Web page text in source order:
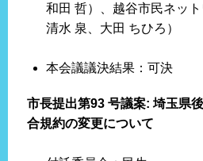
和田 哲）、越谷市民ネット
清水 泉、大田 ちひろ）
本会議議決結果：可決
市長提出第93 号議案: 埼玉県
合規約の変更について